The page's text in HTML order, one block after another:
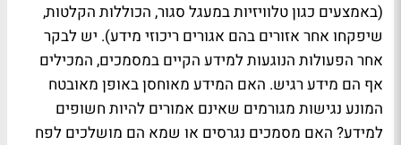
(באמצעים כגון טלוויזיות במעגל סגור, הכוללות הקלטות,
שיפקחו אחר אזורים בהם אגורים ריכוזי מידע). יש לבקר
אחר הפעולות הנוגעות למידע הקיים במסמכים, המכילים
אף הם מידע רגיש. האם המידע מאוחסן באופן מאובטח
המונע נגישות מגורמים שאינם אמורים להיות חשופים
למידע? האם מסמכים נגרסים או שמא הם מושלכים לפח